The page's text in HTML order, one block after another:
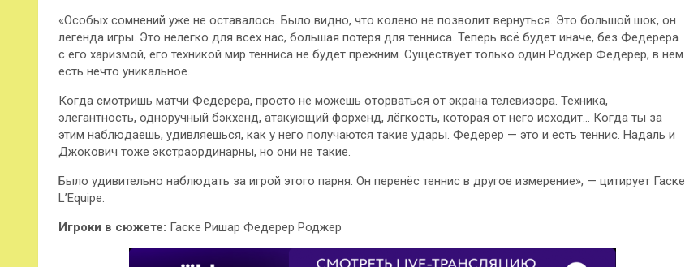
«Особых сомнений уже не оставалось. Было видно, что колено не позволит вернуться. Это большой шок, он
легенда игры. Это нелегко для всех нас, большая потеря для тенниса. Теперь всё будет иначе, без Федерера
с его харизмой, его техникой мир тенниса не будет прежним. Существует только один Роджер Федерер, в нём
есть нечто уникальное.
Когда смотришь матчи Федерера, просто не можешь оторваться от экрана телевизора. Техника,
элегантность, одноручный бэкхенд, атакующий форхенд, лёгкость, которая от него исходит… Когда ты за
этим наблюдаешь, удивляешься, как у него получаются такие удары. Федерер — это и есть теннис. Надаль и
Джокович тоже экстраординарны, но они не такие.
Было удивительно наблюдать за игрой этого парня. Он перенёс теннис в другое измерение», — цитирует Гаске
L’Equipe.
Игроки в сюжете: Гаске Ришар Федерер Роджер